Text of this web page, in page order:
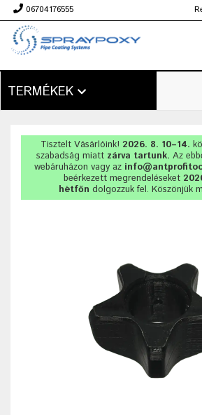
06704176555
TERMÉKEK
Tisztelt Vásárlóink! 2026. 8. 10–14.
szabadság miatt zárva tartunk. Az
webáruházon vagy az
beérkezett megrendeléseket
hétfőn dolgozzuk fel. Köszönjük